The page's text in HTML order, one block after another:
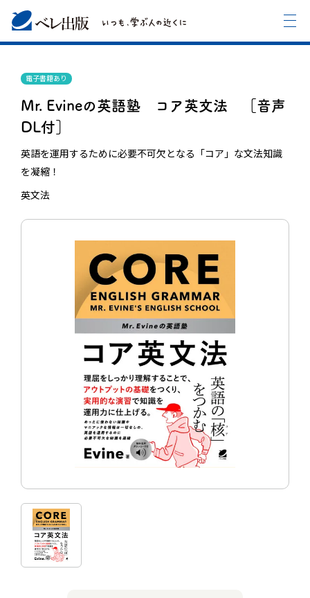
電子書籍あり
Mr. Evineの英語塾 コア英文法 ［音声
DL付］
英語を運用するために必要不可欠となる「コア」な文法知識
を凝縮！
英文法